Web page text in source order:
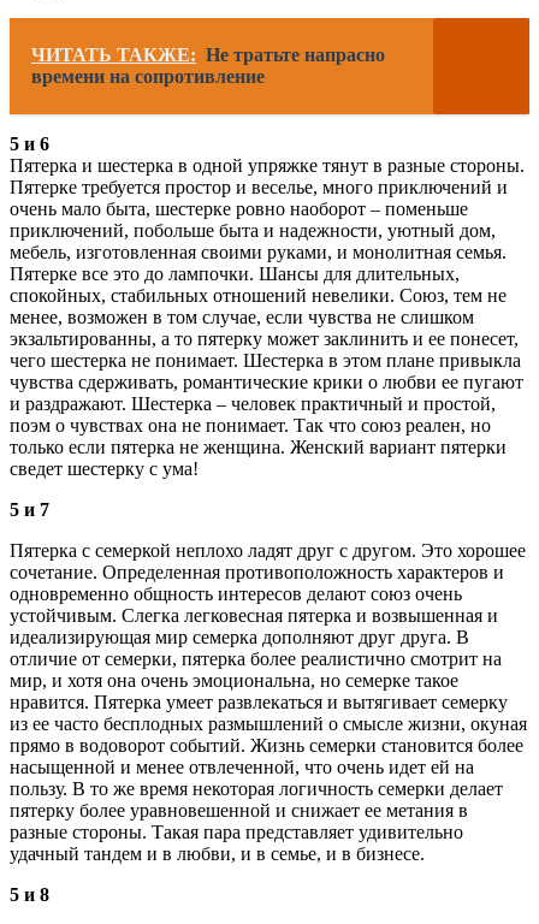
ЧИТАТЬ ТАКЖЕ: Не тратьте напрасно
времени на сопротивление
5 и 6
Пятерка и шестерка в одной упряжке тянут в разные стороны.
Пятерке требуется простор и веселье, много приключений и
очень мало быта, шестерке ровно наоборот – поменьше
приключений, побольше быта и надежности, уютный дом,
мебель, изготовленная своими руками, и монолитная семья.
Пятерке все это до лампочки. Шансы для длительных,
спокойных, стабильных отношений невелики. Союз, тем не
менее, возможен в том случае, если чувства не слишком
экзальтированны, а то пятерку может заклинить и ее понесет,
чего шестерка не понимает. Шестерка в этом плане привыкла
чувства сдерживать, романтические крики о любви ее пугают
и раздражают. Шестерка – человек практичный и простой,
поэм о чувствах она не понимает. Так что союз реален, но
только если пятерка не женщина. Женский вариант пятерки
сведет шестерку с ума!
5 и 7
Пятерка с семеркой неплохо ладят друг с другом. Это хорошее
сочетание. Определенная противоположность характеров и
одновременно общность интересов делают союз очень
устойчивым. Слегка легковесная пятерка и возвышенная и
идеализирующая мир семерка дополняют друг друга. В
отличие от семерки, пятерка более реалистично смотрит на
мир, и хотя она очень эмоциональна, но семерке такое
нравится. Пятерка умеет развлекаться и вытягивает семерку
из ее часто бесплодных размышлений о смысле жизни, окуная
прямо в водоворот событий. Жизнь семерки становится более
насыщенной и менее отвлеченной, что очень идет ей на
пользу. В то же время некоторая логичность семерки делает
пятерку более уравновешенной и снижает ее метания в
разные стороны. Такая пара представляет удивительно
удачный тандем и в любви, и в семье, и в бизнесе.
5 и 8